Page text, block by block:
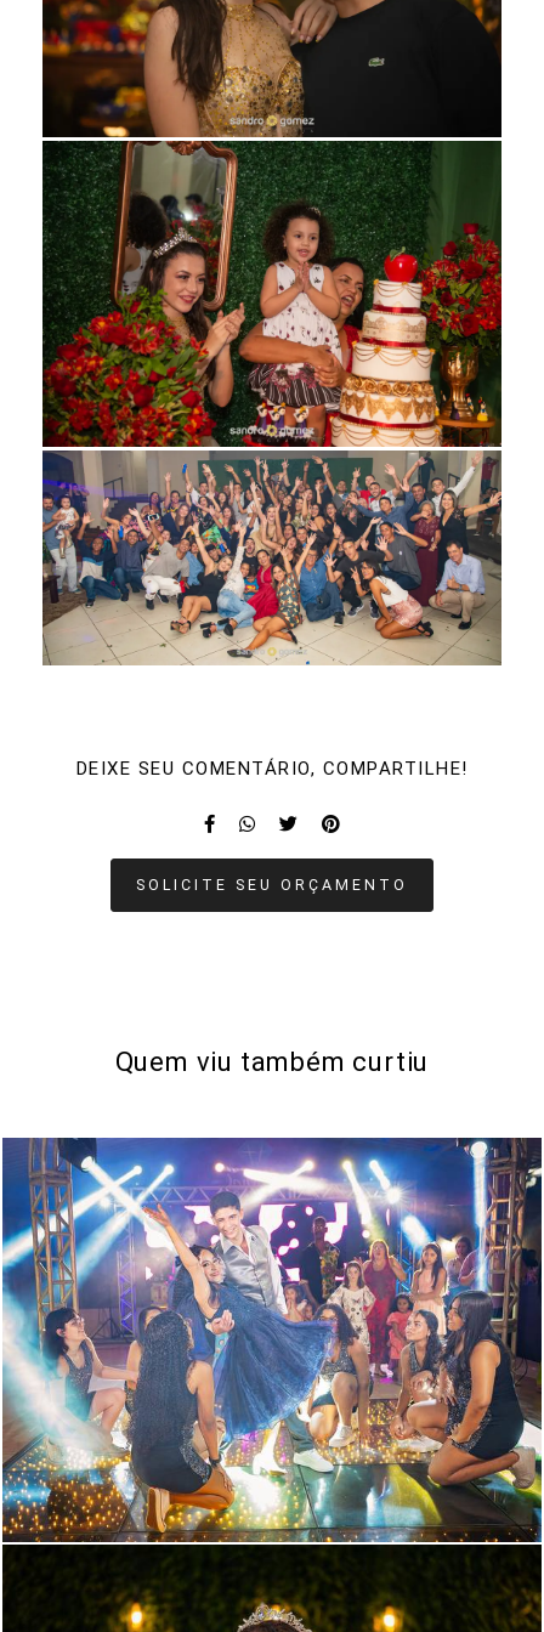
DEIXE SEU COMENTÁRIO, COMPARTILHE!
SOLICITE SEU ORÇAMENTO
Quem viu também curtiu
550 175